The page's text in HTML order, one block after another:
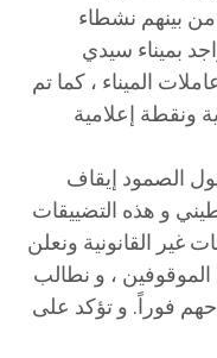
بينهم نشطاء
بميناء سيدي
الميناء ، كما تم
ونقطة إعلامية
الصمود إيقاف
و هذه التضييقات
غير القانونية ونعلن
الموقوفين ، و نطالب
فوراً. و تؤكد على